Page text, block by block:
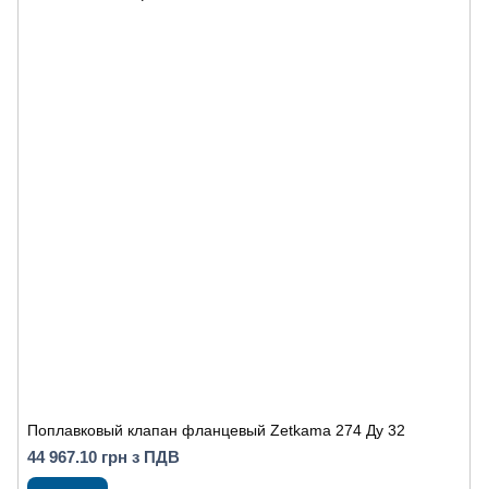
Поплавковый клапан фланцевый Zetkama 274 Ду 32
44 967.10 грн з ПДВ